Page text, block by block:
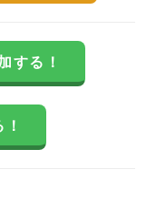
する！